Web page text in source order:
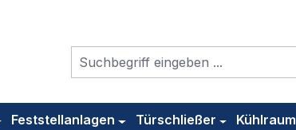
Feststellanlagen Türschließer Kühlraum